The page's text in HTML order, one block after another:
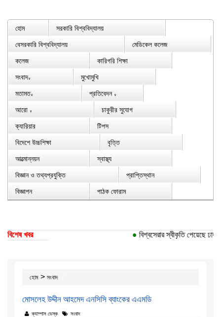
হোম
সরকারি বিশ্ববিদ্যালয়
বেসরকারি বিশ্ববিদ্যালয়
মেডিকেল কলেজ
কলেজ
কারিগরি শিক্ষা
সংবাদ∨
মুখোমুখি
মতামত∨ প্রতিবেদন ∨
আরো ∨
চাকুরীর সুযোগ
ক্যারিয়ার
টিপস
বিদেশে উচ্চশিক্ষা
বৃত্তি
আত্মোন্নয়ন
স্বাস্থ্য
বিজ্ঞান ও তথ্যপ্রযুক্তি
প্রাপ্তিস্থান
বিজ্ঞাপন
পাঠক ফোরাম
বিশেষ খবর বিশ্বসেরার স্বীকৃতি পেয়েছে ঢাকা
হোম > সংবাদ
মোসলেহ উদ্দীন আহমেদ এনসিসি ব্যাংকের এএমডি
ক্যাম্পাস ডেস্ক সংবাদ